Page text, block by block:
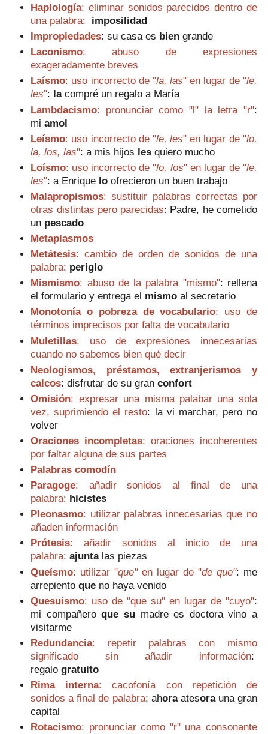
Haplología: eliminar sonidos parecidos dentro de
una palabra: imposilidad
Impropiedades:su casa es biengrande
Laconismo: abuso de expresiones
exageradamente breves
Laísmo: uso incorrecto de "la, las" en lugar de "le,
les": la compré un regalo a María
Lambdacismo: pronunciar como "l" la letra "r":
miamol
Leísmo: uso incorrecto de "le, les" en lugar de "lo,
la, los, las": a mis hijos les quiero mucho
Loísmo: uso incorrecto de "lo, los" en lugar de "le,
les": a Enrique lo ofrecieron un buen trabajo
Malapropismos: sustituir palabras correctas por
otras distintas pero parecidas: Padre, he cometido
un pescado
Metaplasmos
Metátesis: cambio de orden de sonidos de una
palabra: periglo
Mismismo: abuso de la palabra "mismo": rellena
el formulario y entrega el mismoal secretario
Monotonía o pobreza de vocabulario: uso de
términos imprecisos por falta de vocabulario
Muletillas: uso de expresiones innecesarias
cuando no sabemos bien qué decir
Neologismos, préstamos, extranjerismos y
calcos: disfrutar de su granconfort
Omisión: expresar una misma palabar una sola
vez, suprimiendo el resto: la vi marchar, pero no
volver
Oraciones incompletas: oraciones incoherentes
por faltar alguna de sus partes
Palabras comodín
Paragoge: añadir sonidos al final de una
palabra: hicistes
Pleonasmo: utilizar palabras innecesarias que no
añaden información
Prótesis: añadir sonidos al inicio de una
palabra:ajunta las piezas
Queísmo: utilizar "que"en lugar de "de que": me
arrepientoque no haya venido
Quesuismo: uso de "que su" en lugar de "cuyo":
mi compañeroque sumadre es doctora vino a
visitarme
Redundancia: repetir palabras con mismo
significado sin añadir información:
regalogratuito
Rima interna: cacofonía con repetición de
sonidos a final de palabra: ahoraatesorauna gran
capital
Rotacismo: pronunciar como "r" una consonante